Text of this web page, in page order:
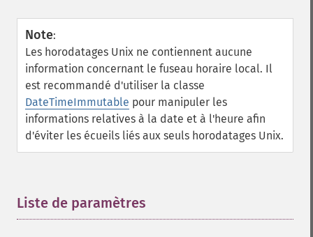
Note:
Les horodatages Unix ne contiennent aucune
information concernant le fuseau horaire local. Il
est recommandé d'utiliser la classe
DateTimeImmutable pour manipuler les
informations relatives à la date et à l'heure afin
d'éviter les écueils liés aux seuls horodatages Unix.
Liste de paramètres